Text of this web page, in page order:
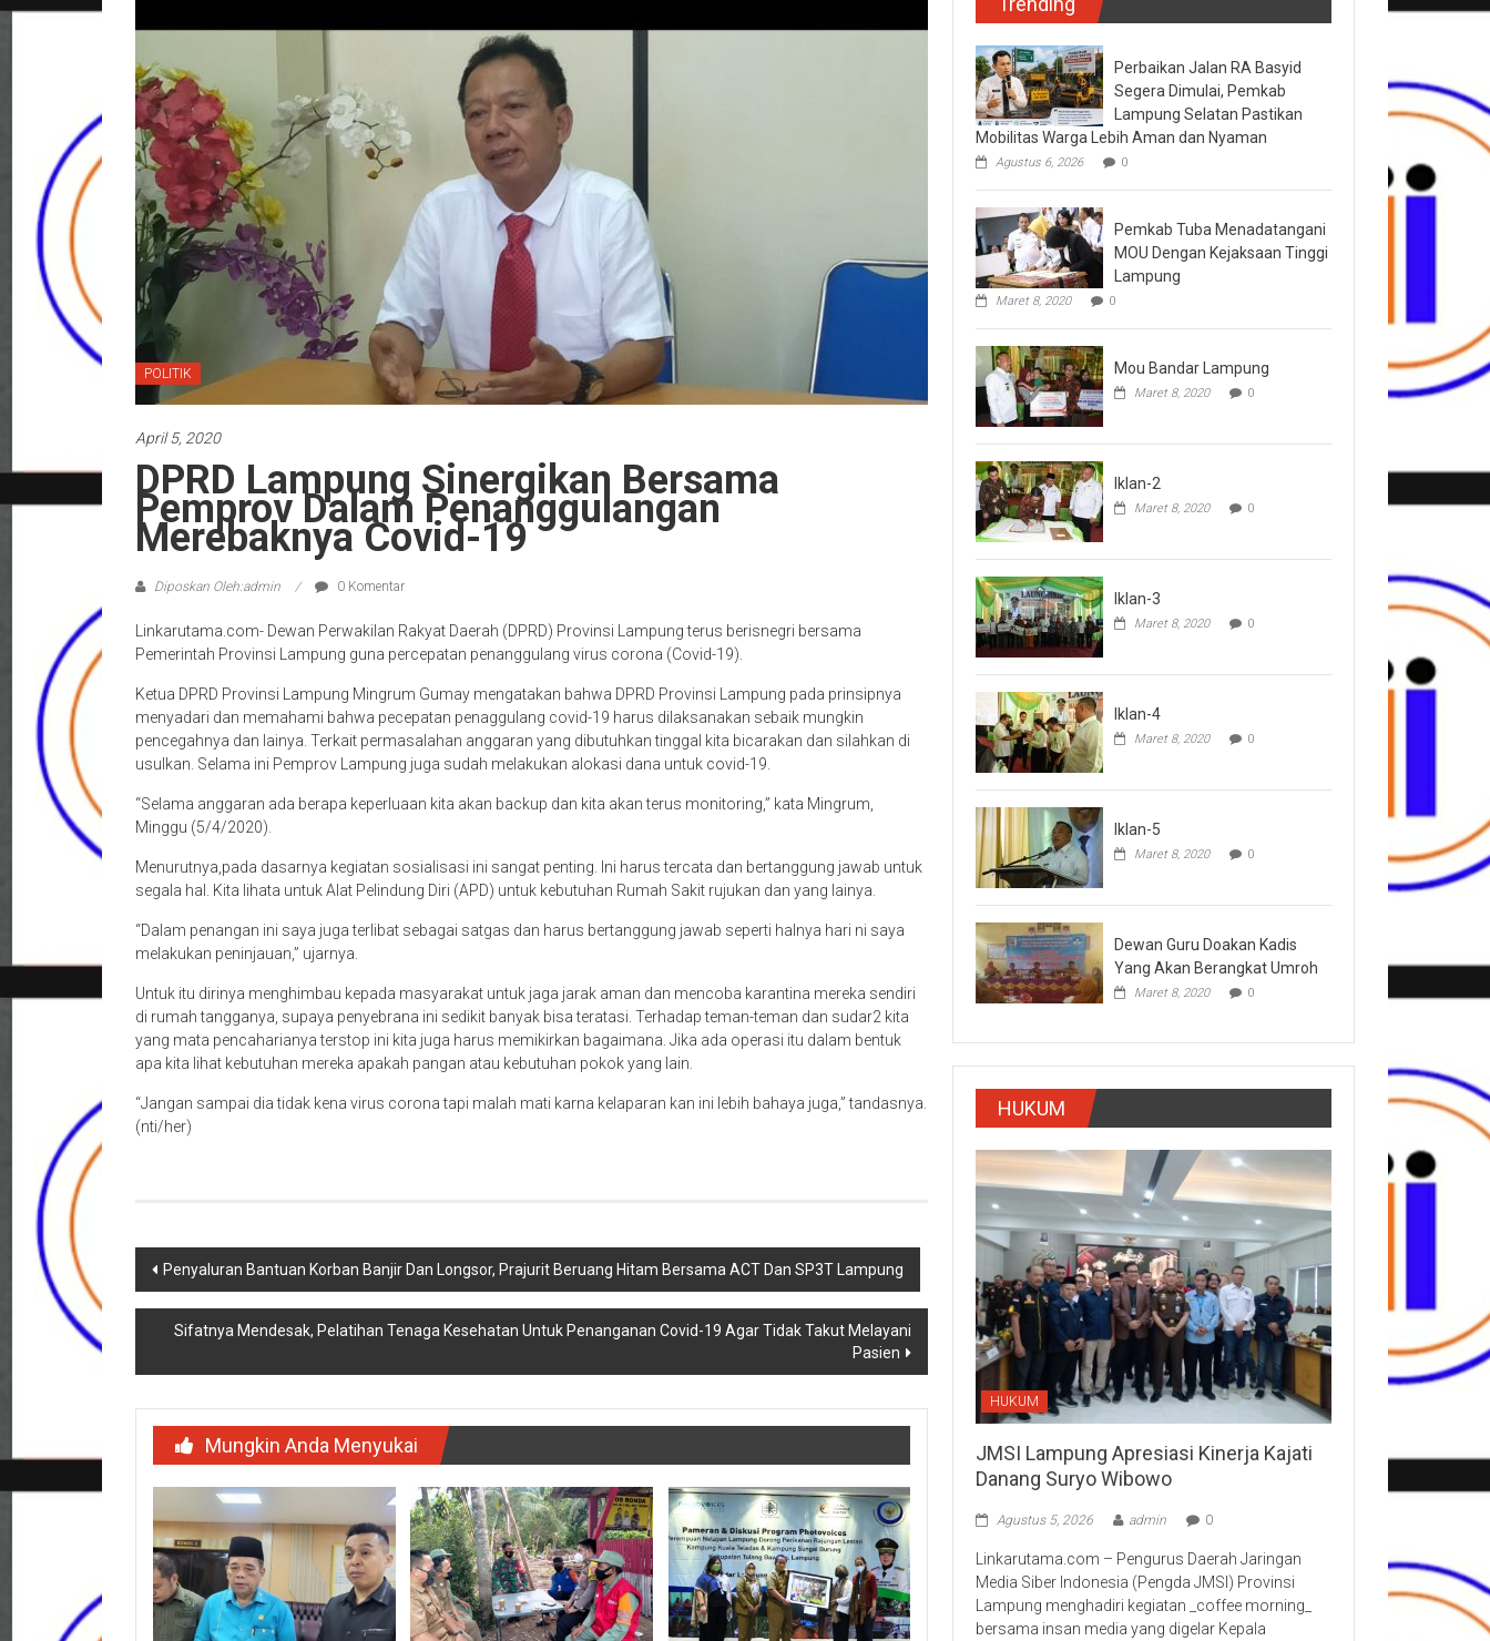
POLITIK
April 5, 2020
DPRD Lampung Sinergikan Bersama
Pemprov Dalam Penanggulangan
Merebaknya Covid-19
Diposkan Oleh:admin 0 Komentar
Linkarutama.com- Dewan Perwakilan Rakyat Daerah (DPRD) Provinsi Lampung terus berisnegri bersama
Pemerintah Provinsi Lampung guna percepatan penanggulang virus corona (Covid-19).
Ketua DPRD Provinsi Lampung Mingrum Gumay mengatakan bahwa DPRD Provinsi Lampung pada prinsipnya
menyadari dan memahami bahwa pecepatan penaggulang covid-19 harus dilaksanakan sebaik mungkin
pencegahnya dan lainya. Terkait permasalahan anggaran yang dibutuhkan tinggal kita bicarakan dan silahkan di
usulkan. Selama ini Pemprov Lampung juga sudah melakukan alokasi dana untuk covid-19.
“Selama anggaran ada berapa keperluaan kita akan backup dan kita akan terus monitoring,” kata Mingrum,
Minggu (5/4/2020).
Menurutnya,pada dasarnya kegiatan sosialisasi ini sangat penting. Ini harus tercata dan bertanggung jawab untuk
segala hal. Kita lihata untuk Alat Pelindung Diri (APD) untuk kebutuhan Rumah Sakit rujukan dan yang lainya.
“Dalam penangan ini saya juga terlibat sebagai satgas dan harus bertanggung jawab seperti halnya hari ni saya
melakukan peninjauan,” ujarnya.
Untuk itu dirinya menghimbau kepada masyarakat untuk jaga jarak aman dan mencoba karantina mereka sendiri
di rumah tangganya, supaya penyebrana ini sedikit banyak bisa teratasi. Terhadap teman-teman dan sudar2 kita
yang mata pencaharianya terstop ini kita juga harus memikirkan bagaimana. Jika ada operasi itu dalam bentuk
apa kita lihat kebutuhan mereka apakah pangan atau kebutuhan pokok yang lain.
“Jangan sampai dia tidak kena virus corona tapi malah mati karna kelaparan kan ini lebih bahaya juga,” tandasnya.
(nti/her)
Navigasi
pos
Penyaluran Bantuan Korban Banjir Dan Longsor, Prajurit Beruang Hitam Bersama ACT Dan SP3T Lampung
Sifatnya Mendesak, Pelatihan Tenaga Kesehatan Untuk Penanganan Covid-19 Agar Tidak Takut Melayani
Pasien
Mungkin Anda Menyukai
Perbaikan Jalan RA Basyid
Segera Dimulai, Pemkab
Lampung Selatan Pastikan
Mobilitas Warga Lebih Aman dan Nyaman
Agustus 6, 2026 0
Pemkab Tuba Menadatangani
MOU Dengan Kejaksaan Tinggi
Lampung
Maret 8, 2020 0
Mou Bandar Lampung
Maret 8, 2020 0
Iklan-2
Maret 8, 2020 0
Iklan-3
Maret 8, 2020 0
Iklan-4
Maret 8, 2020 0
Iklan-5
Maret 8, 2020 0
Dewan Guru Doakan Kadis
Yang Akan Berangkat Umroh
Maret 8, 2020 0
HUKUM
HUKUM
JMSI Lampung Apresiasi Kinerja Kajati
Danang Suryo Wibowo
Agustus 5, 2026 admin 0
Linkarutama.com – Pengurus Daerah Jaringan
Media Siber Indonesia (Pengda JMSI) Provinsi
Lampung menghadiri kegiatan _coffee morning_
bersama insan media yang digelar Kepala